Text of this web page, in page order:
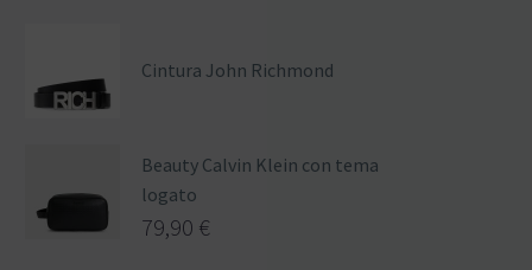
Cintura John Richmond
Beauty Calvin Klein con tema
logato
79,90 €